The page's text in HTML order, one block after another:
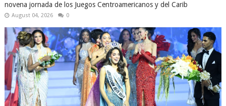
novena jornada de los Juegos Centroamericanos y del Carib
August 04, 2026 0